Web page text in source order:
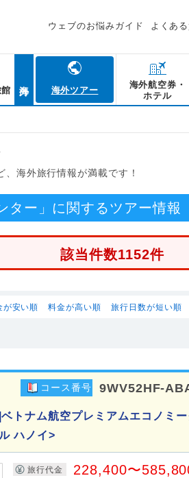
ウェブのお悩みガイド よくあ
海外ツアー
海外航空券・
ホテル
海外旅行情報が満載です！
ター」に関するツアー情報
該当件数1152件
が安い順 料金が高い順 旅行日数が短い順
コース番号 9WV52HF-
トナム航空プレミアムエコノミ
ハノイ>
旅行代金 228,400〜